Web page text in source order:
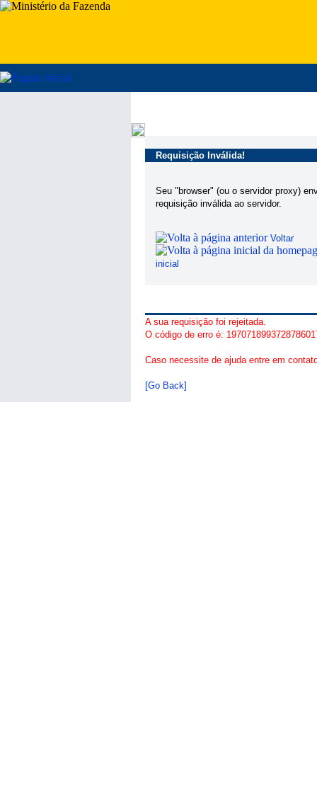
Requisição Inválida!
Seu "browser" (ou o servidor proxy)
requisição inválida ao servidor.
Voltar
inicial
A sua requisição foi rejeitada.
O código de erro é:
Caso necessite de ajuda entre em
[Go Back]